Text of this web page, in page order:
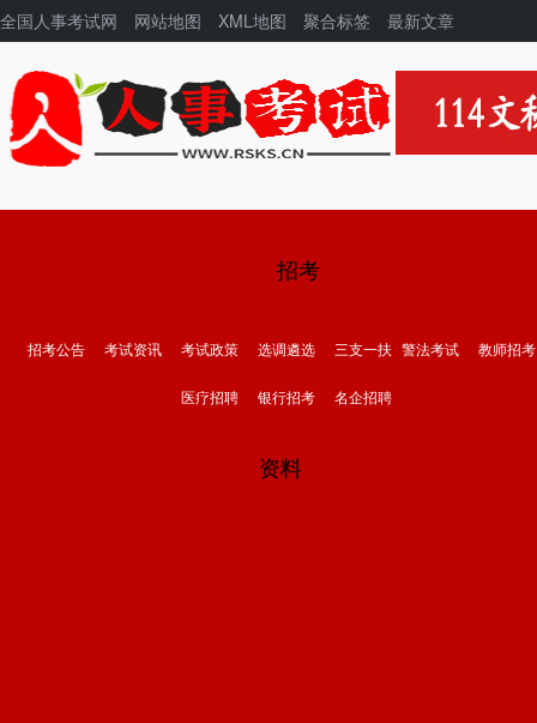
全国人事考试网 网站地图 XML地图 聚合标签 最新文章
招考
招考公告 考试资讯 考试政策 选调遴选 三支一扶 警法考试 教师招考
医疗招聘 银行招考 名企招聘
资料